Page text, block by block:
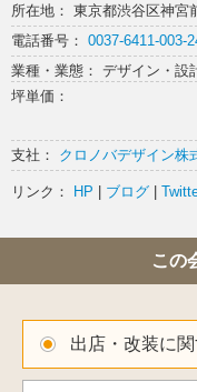
階段を上った2Fは、天窓か
のびやかな空間。
各テーブルは繋ぎ合わせる
き、地域に根差したコミュ
ーなどの集まりごとにも利
所在地： 東京都渋谷区神
電話番号： 0037-6411-003-
業種・業態： デザイン・設
坪単価：
支社： クロノバデザイン
リンク： HP | ブログ |
この
出店・改装に